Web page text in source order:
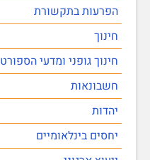
הפרעות בתקשורת
חינוך
חינוך גופני ומדעי הספורט
חשבונאות
יהדות
יחסים בינלאומיים